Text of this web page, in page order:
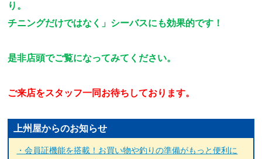
り。
チニングだけではなく」シーバスにも効果的です！
是非店頭でご覧になってみてください。
ご来店をスタッフ一同お待ちしております。
上州屋からのお知らせ
・会員証機能を搭載！お買い物や釣りの準備がもっと便利に